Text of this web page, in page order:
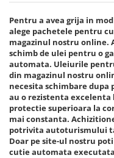
Pentru a avea grija in
alege pachetele pentru
magazinul nostru online.
schimb de ulei pentru o
automata. Uleiurile
din magazinul nostru
necesita schimbare dupa
au o rezistenta
protectie superioara la
mai constanta.
potrivita autoturismului
Doar pe site-ul nostru
cutie automata